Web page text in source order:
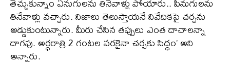
తినేవాళ్లు వచ్చారు. నిజాలు తెలుస్తాయనే నివేదికపై చర్చను
అడ్డుకుంటున్నారు. మీరు చేసిన తప్పులు ఎంత దాచాలన్నా
దాగవు. అర్ధరాత్రి 2 గంటల వరకైనా చర్చకు సిద్ధం’ అని
అన్నారు.